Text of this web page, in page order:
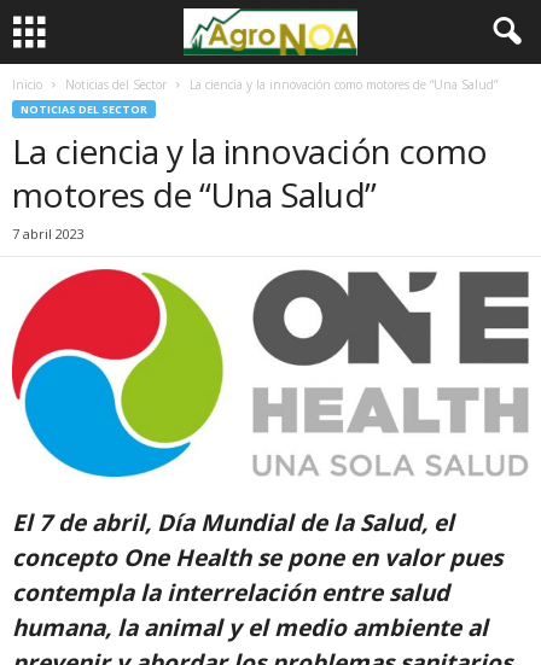
Inicio Noticias del Sector La ciencia y la innovación como motores de “Una Salud”
NOTICIAS DEL SECTOR
La ciencia y la innovación como
motores de “Una Salud”
7 abril 2023
El 7 de abril, Día Mundial de la Salud, el
concepto One Health se pone en valor pues
contempla la interrelación entre salud
humana, la animal y el medio ambiente al